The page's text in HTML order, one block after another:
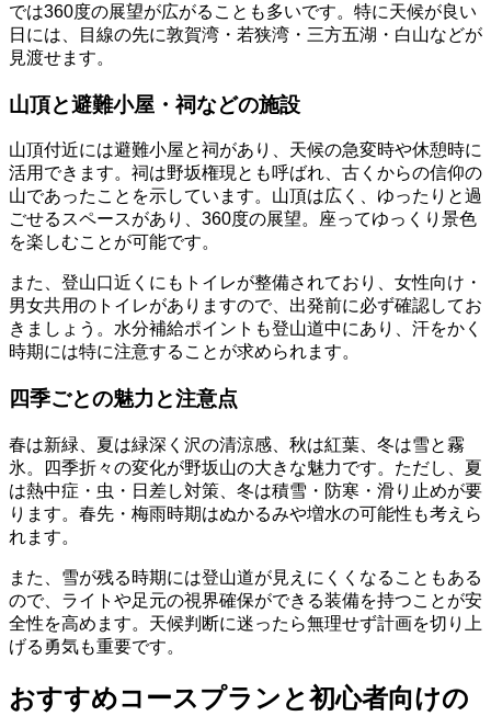
では360度の展望が広がることも多いです。特に天候が良い
日には、目線の先に敦賀湾・若狭湾・三方五湖・白山などが
見渡せます。
山頂と避難小屋・祠などの施設
山頂付近には避難小屋と祠があり、天候の急変時や休憩時に
活用できます。祠は野坂権現とも呼ばれ、古くからの信仰の
山であったことを示しています。山頂は広く、ゆったりと過
ごせるスペースがあり、360度の展望。座ってゆっくり景色
を楽しむことが可能です。
また、登山口近くにもトイレが整備されており、女性向け・
男女共用のトイレがありますので、出発前に必ず確認してお
きましょう。水分補給ポイントも登山道中にあり、汗をかく
時期には特に注意することが求められます。
四季ごとの魅力と注意点
春は新緑、夏は緑深く沢の清涼感、秋は紅葉、冬は雪と霧
氷。四季折々の変化が野坂山の大きな魅力です。ただし、夏
は熱中症・虫・日差し対策、冬は積雪・防寒・滑り止めが要
ります。春先・梅雨時期はぬかるみや増水の可能性も考えら
れます。
また、雪が残る時期には登山道が見えにくくなることもある
ので、ライトや足元の視界確保ができる装備を持つことが安
全性を高めます。天候判断に迷ったら無理せず計画を切り上
げる勇気も重要です。
おすすめコースプランと初心者向けの